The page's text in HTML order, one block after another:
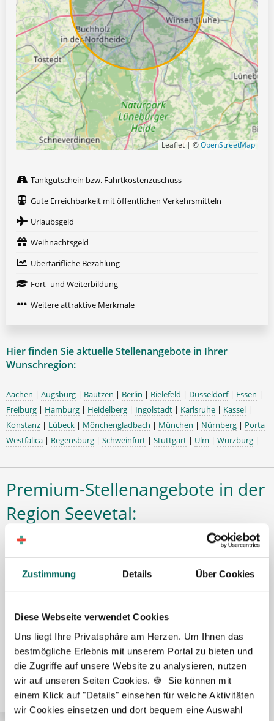
Zustimmung Details Über Cookies
Diese Webseite verwendet Cookies
Uns liegt Ihre Privatsphäre am Herzen. Um Ihnen das
bestmögliche Erlebnis mit unserem Portal zu bieten und
die Zugriffe auf unsere Website zu analysieren, nutzen
wir auf unseren Seiten Cookies. 🍪 Sie können mit
einem Klick auf "Details" einsehen für welche Aktivitäten
wir Cookies einsetzen und dort bequem eine Auswahl
Leaflet | ©OpenStreetMap
Tankgutschein bzw. Fahrtkostenzuschuss
Gute Erreichbarkeit mit öffentlichen Verkehrsmitteln
Urlaubsgeld
Weihnachtsgeld
Übertarifliche Bezahlung
Fort- und Weiterbildung
Weitere attraktive Merkmale
Hier finden Sie aktuelle Stellenangebote in Ihrer
Wunschregion:
Aachen | Augsburg | Bautzen | Berlin | Bielefeld | Düsseldorf| Essen |
Freiburg | Hamburg | Heidelberg | Ingolstadt | Karlsruhe | Kassel |
Konstanz | Lübeck | Mönchengladbach | München | Nürnberg | Porta
Westfalica | Regensburg | Schweinfurt | Stuttgart | Ulm | Würzburg |
Premium-Stellenangebote in der
Region Seevetal:
🌟 PREMIUM-STELLENANGEBOT 🌟
Pharmazeutisch-technischer Assistent (PTA) (m/w/d)
in Voll- oder Teilzeit ab sofort in Hamburg